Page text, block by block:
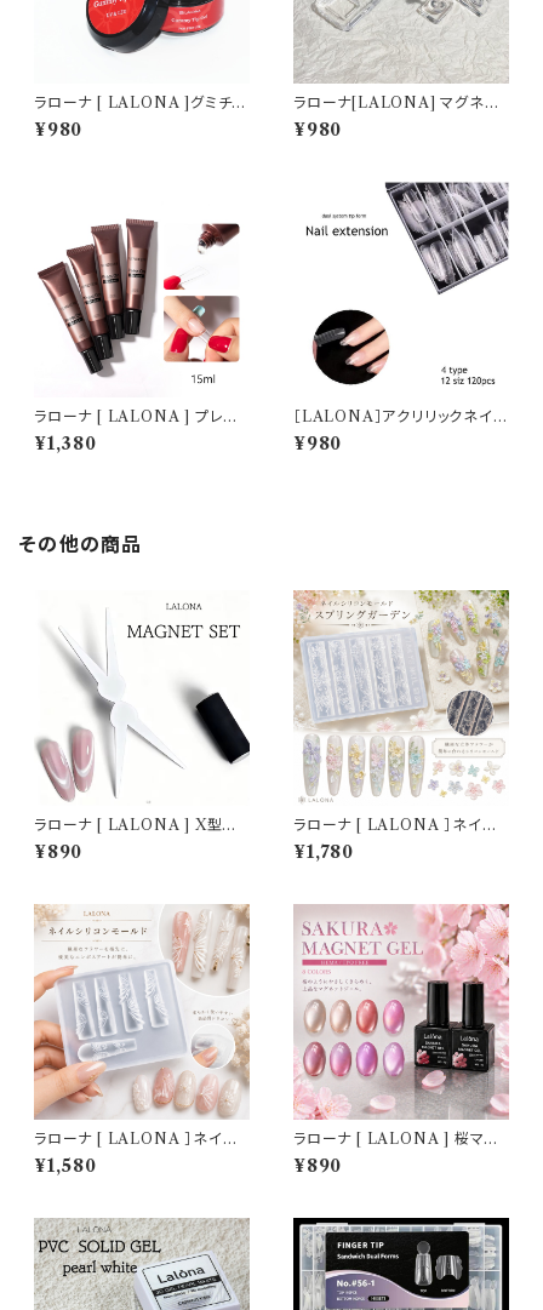
ラローナ [ LALONA ]グミチッ
プジェル ( 15g ) HEMAフリー/
グミジェル/ネイルチップ/ネイル
¥980
ラローナ[LALONA] マグネット
無しネイルチップスタンド( 5個
＋ベース )ネイルチップ作成/マ
¥980
ラローナ [ LALONA ] プレス
オングルージェル ( 15ml )ジェ
ルチップ接着剤
¥1,380
［LALONA］アクリリックネイル
フォーム ( 12サイズ)
¥980
その他の商品
ラローナ [ LALONA ] X型マ
グネットツール ( マグネット無し
) ジェルネイル/フレンチマグネッ
¥890
ラローナ [ LALONA ］ネイル
シリコンモールド ( スプリングガ
ーデン ) ジェルネイル/レジン/
¥1,780
ラローナ [ LALONA ］ネイル
シリコンモールド ( BIGバタフラ
イ ) ジェルネイル/レジン/ハンド
¥1,580
ラローナ [ LALONA ] 桜マグ
ネットジェル( ポリッシュタイプ )
( 5g ) ジェルネイル/ネイル/セ
¥890